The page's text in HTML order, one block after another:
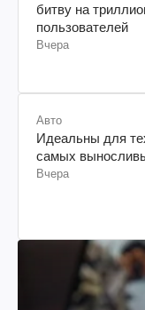
битву на
пользователей
Вчера
Авто
Идеальны для
самых
Вчера